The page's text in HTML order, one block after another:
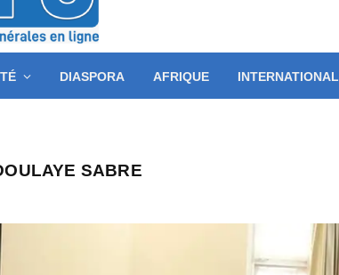
DIASPORA AFRIQUE INTERNATIONAL
SABRE